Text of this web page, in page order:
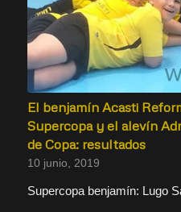
El benjamín Acasti
Supercopa y el alevín
de Copa: resultados
10 junio, 2019
Supercopa benjamín: Lugo